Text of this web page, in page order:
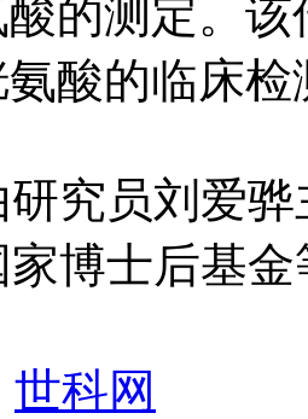
的测定。
酸的临床
研究员刘爱
家博士后基
世科网